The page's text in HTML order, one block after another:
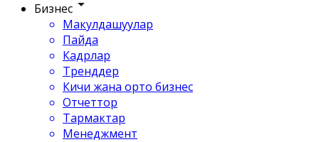
Бизнес
Макулдашуулар
Пайда
Кадрлар
Тренддер
Кичи жана орто бизнес
Отчеттор
Тармактар
Менеджмент